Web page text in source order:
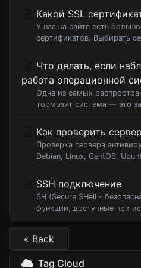
Какой SSL
У нас на сайте есть
сертификатов. Выбирать
Что делать, если
работа операционной
Одна из самых
тормозит система — это
Как проверить
Проверка сервера
Debian, Linux, CentOS,
SSH подключение
SH (Secure SHell -
функции, доступные при
« Back
Tag Cloud